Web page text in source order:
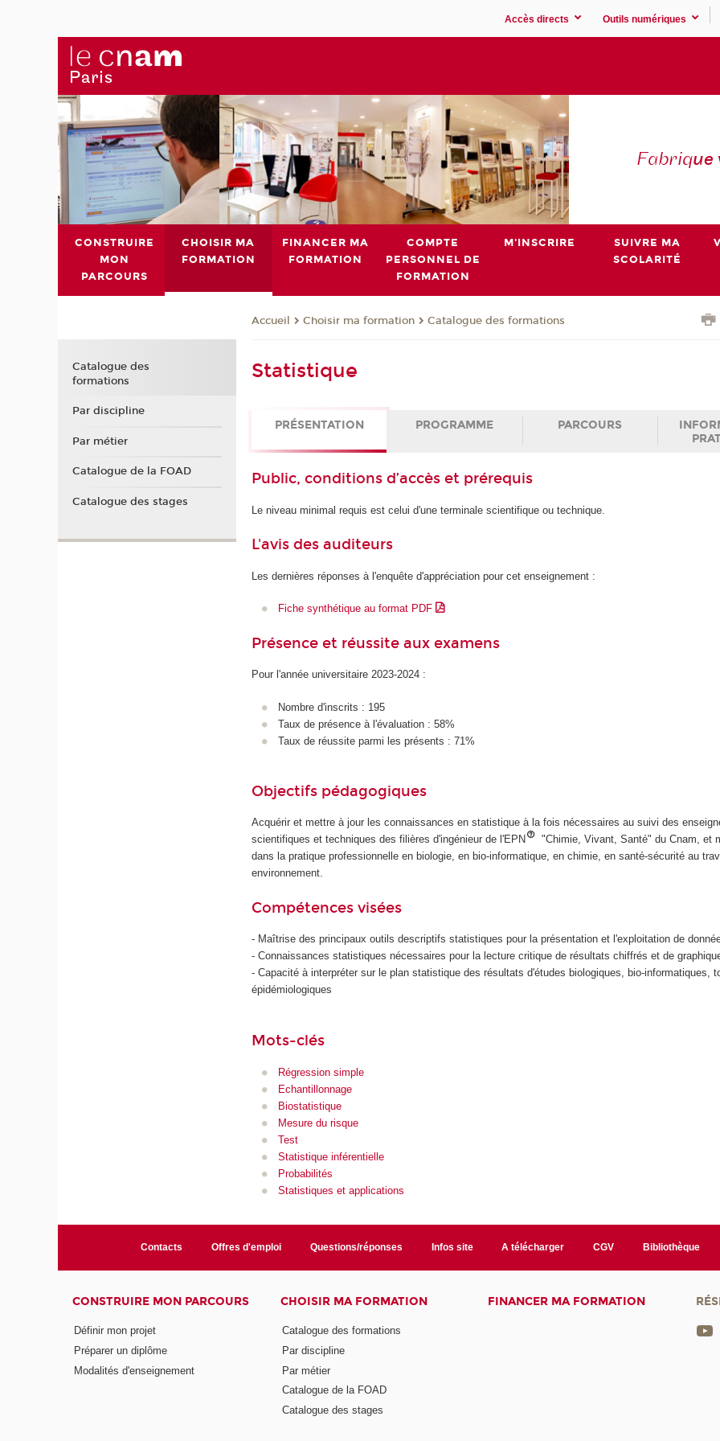
Accès directs Outils numériques
Fabrique
CONSTRUIRE
MON
PARCOURS
CHOISIR MA
FORMATION
FINANCER MA
FORMATION
COMPTE
PERSONNEL DE
FORMATION
M'INSCRIRE
SUIVRE MA
SCOLARITÉ
Accueil Choisir ma formation Catalogue des formations
Statistique
PRÉSENTATION PROGRAMME PARCOURS
Public, conditions d’accès et prérequis
Le niveau minimal requis est celui d'une terminale scientifique ou technique.
L'avis des auditeurs
Les dernières réponses à l'enquête d'appréciation pour cet enseignement :
Fiche synthétique au format PDF
Présence et réussite aux examens
Pour l'année universitaire 2023-2024 :
Nombre d'inscrits : 195
Taux de présence à l'évaluation : 58%
Taux de réussite parmi les présents : 71%
Objectifs pédagogiques
Acquérir et mettre à jour les connaissances en statistique à la fois nécessaires au suivi des
scientifiques et techniques des filières d'ingénieur de l'EPN
"Chimie, Vivant, Santé" du Cnam, et
dans la pratique professionnelle en biologie, en bio-informatique, en chimie, en santé-sécurité au
environnement.
Compétences visées
- Maîtrise des principaux outils descriptifs statistiques pour la présentation et l'exploitation de
- Connaissances statistiques nécessaires pour la lecture critique de résultats chiffrés et de
- Capacité à interpréter sur le plan statistique des résultats d'études biologiques, bio-informatiques,
épidémiologiques
Mots-clés
Régression simple
Echantillonnage
Biostatistique
Mesure du risque
Test
Statistique inférentielle
Probabilités
Statistiques et applications
Catalogue des
formations
Par discipline
Par métier
Catalogue de la FOAD
Catalogue des stages
Contacts Offres d'emploi Questions/réponses Infos site A télécharger CGV Bibliothèque
CONSTRUIRE MON PARCOURS
Définir mon projet
Préparer un diplôme
Modalités d'enseignement
CHOISIR MA FORMATION
Catalogue des formations
Par discipline
Par métier
Catalogue de la FOAD
Catalogue des stages
FINANCER MA FORMATION